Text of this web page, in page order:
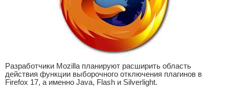
Разработчики Mozilla планируют расширить область
действия функции выборочного отключения плагинов в
Firefox 17, а именно Java, Flash и Silverlight.